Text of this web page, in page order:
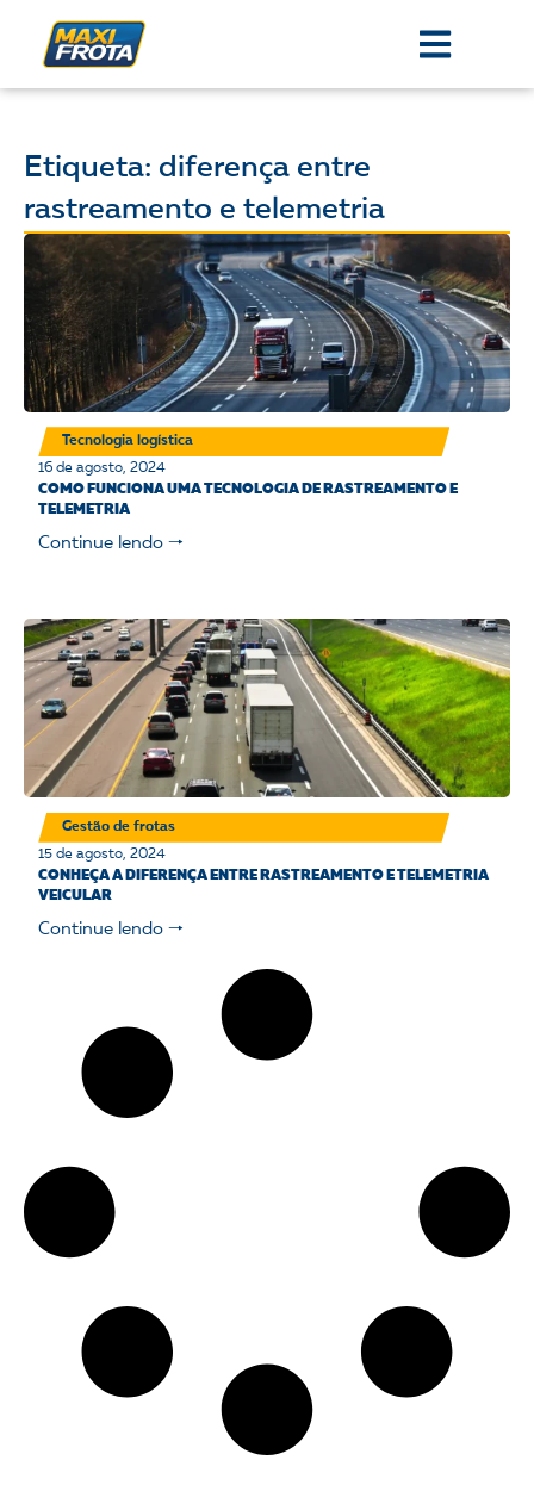
Etiqueta: diferença entre
rastreamento e telemetria
Tecnologia logística
16 de agosto, 2024
COMO FUNCIONA UMA TECNOLOGIA DE RASTREAMENTO E
TELEMETRIA
Continue lendo 🠒
Gestão de frotas
15 de agosto, 2024
CONHEÇA A DIFERENÇA ENTRE RASTREAMENTO E TELEMETRIA
VEICULAR
Continue lendo 🠒